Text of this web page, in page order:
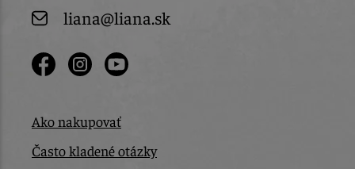
liana@liana.sk
Ako nakupovať
Často kladené otázky